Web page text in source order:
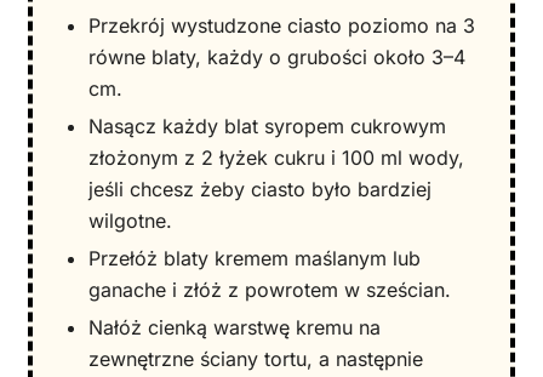
Przekrój wystudzone ciasto poziomo na 3
równe blaty, każdy o grubości około 3–4
cm.
Nasącz każdy blat syropem cukrowym
złożonym z 2 łyżek cukru i 100 ml wody,
jeśli chcesz żeby ciasto było bardziej
wilgotne.
Przełóż blaty kremem maślanym lub
ganache i złóż z powrotem w sześcian.
Nałóż cienką warstwę kremu na
zewnętrzne ściany tortu, a następnie